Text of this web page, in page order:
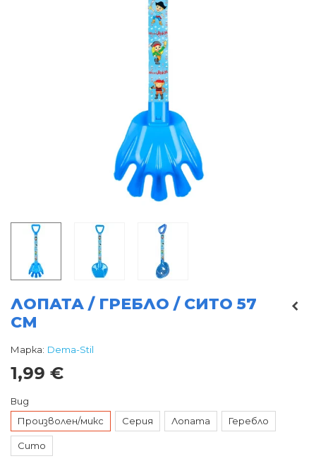
ЛОПАТА / ГРЕБЛО / СИТО 57
СМ
Марка: Dema-Stil
1,99 €
Вид
Произволен/микс
Серия Лопата Геребло
Сито